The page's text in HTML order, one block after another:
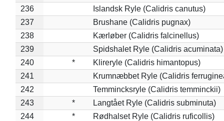
236
Islandsk Ryle (Calidris canutus)
237
Brushane (Calidris pugnax)
238
Kærløber (Calidris falcinellus)
239
Spidshalet Ryle (Calidris acuminata)
240
*
Klireryle (Calidris himantopus)
241
Krumnæbbet Ryle (Calidris
242
Temmincksryle (Calidris temminckii)
243
*
Langtået Ryle (Calidris subminuta)
244
*
Rødhalset Ryle (Calidris ruficollis)